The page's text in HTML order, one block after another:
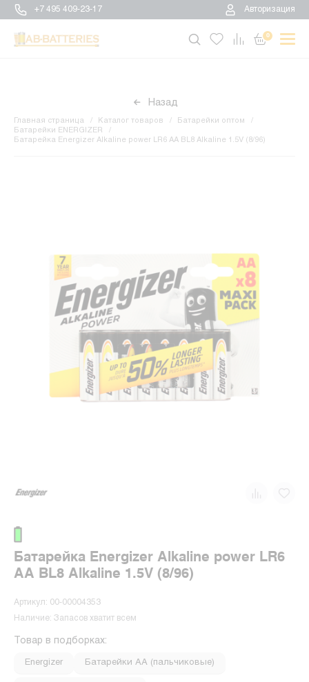
+7 495 409-23-17 Авторизация
0
Назад
Главная страница Каталог товаров
Батарейки оптом
Батарейки ENERGIZER
Батарейка Energizer Alkaline power LR6 AA BL8 Alkaline 1.5V (8/96)
Батарейка Energizer Alkaline power LR6
AA BL8 Alkaline 1.5V (8/96)
Артикул: 00-00004353
Наличие: Запасов хватит всем
Товар в подборках:
Energizer Батарейки АА (пальчиковые)